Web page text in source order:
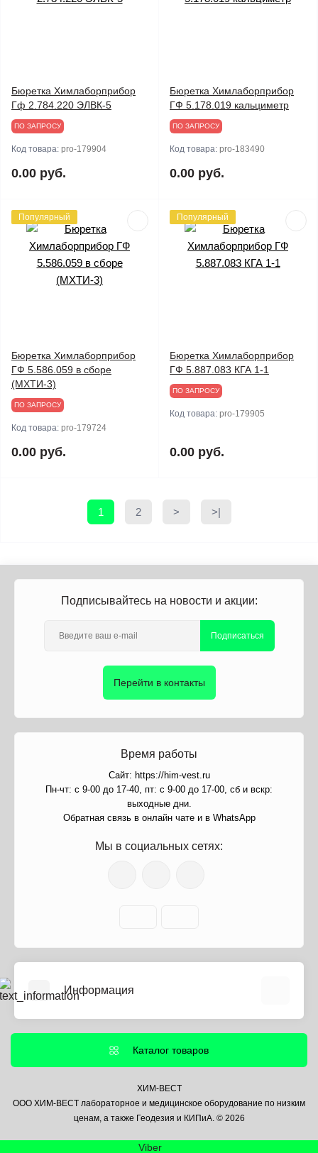
Бюретка Химлаборприбор
Гф 2.784.220 ЭЛВК-5
ПО ЗАПРОСУ
Код товара: pro-179904
0.00 руб.
Бюретка Химлаборприбор
ГФ 5.178.019 кальциметр
ПО ЗАПРОСУ
Код товара: pro-183490
0.00 руб.
Популярный
Бюретка Химлаборприбор
ГФ 5.586.059 в сборе
(МХТИ-3)
ПО ЗАПРОСУ
Код товара: pro-179724
0.00 руб.
Популярный
Бюретка Химлаборприбор
ГФ 5.887.083 КГА 1-1
ПО ЗАПРОСУ
Код товара: pro-179905
0.00 руб.
1 2 > >|
Подписывайтесь на новости и акции:
Подписаться
Перейти в контакты
Время работы
Сайт: https://him-vest.ru
Пн-чт: с 9-00 до 17-40, пт: с 9-00 до 17-00, сб и вскр:
выходные дни.
Обратная связь в онлайн чате и в WhatsApp
Мы в социальных сетях:
Информация
Информация о доставке
Политика безопасности
Контакты
Каталог товаров
ХИМ-ВЕСТ
ООО ХИМ-ВЕСТ лабораторное и медицинское оборудование по низким
ценам, а также Геодезия и КИПиА. © 2026
Viber